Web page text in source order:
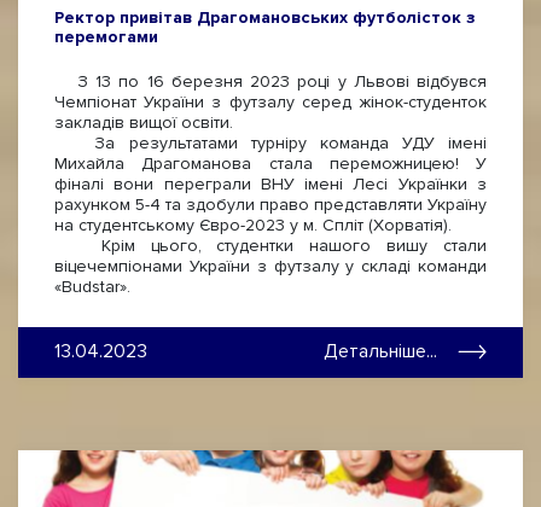
Ректор привітав Драгомановських футболісток з
перемогами
З 13 по 16 березня 2023 році у Львові відбувся
Чемпіонат України з футзалу серед жінок-студенток
закладів вищої освіти.
За результатами турніру команда УДУ імені
Михайла Драгоманова стала переможницею! У
фіналі вони переграли ВНУ імені Лесі Українки з
рахунком 5-4 та здобули право представляти Україну
на студентському Євро-2023 у м. Спліт (Хорватія).
Крім цього, студентки нашого вишу стали
віцечемпіонами України з футзалу у складі команди
«Budstar».
13.04.2023 Детальніше...